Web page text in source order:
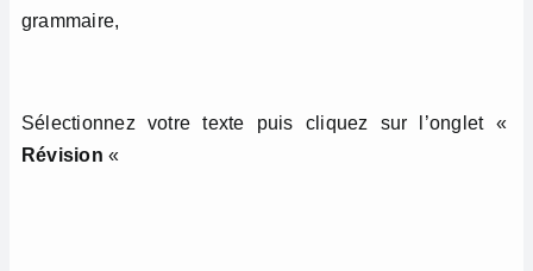
grammaire,
Sélectionnez votre texte puis cliquez sur l’onglet «
Révision «